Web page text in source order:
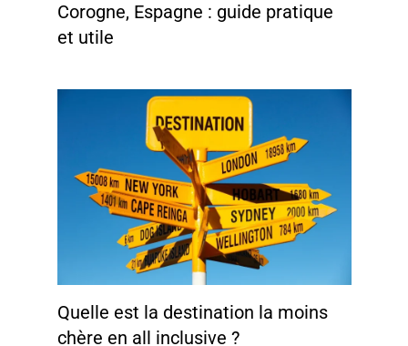
Corogne, Espagne : guide pratique
et utile
Quelle est la destination la moins
chère en all inclusive ?